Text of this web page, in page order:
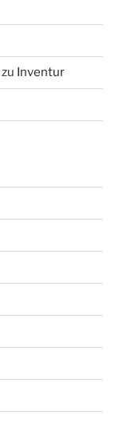
zu Inventur